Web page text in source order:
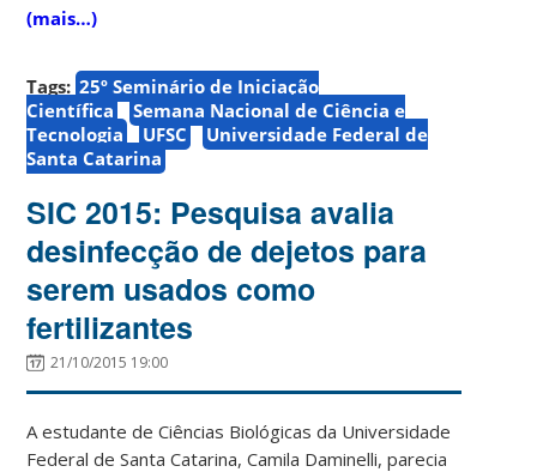
(mais…)
Tags: 25º Seminário de Iniciação
Científica
Semana Nacional de Ciência e
Tecnologia
UFSC
Universidade Federal de
Santa Catarina
SIC 2015: Pesquisa avalia
desinfecção de dejetos para
serem usados como
fertilizantes
21/10/2015 19:00
A estudante de Ciências Biológicas da Universidade
Federal de Santa Catarina, Camila Daminelli, parecia